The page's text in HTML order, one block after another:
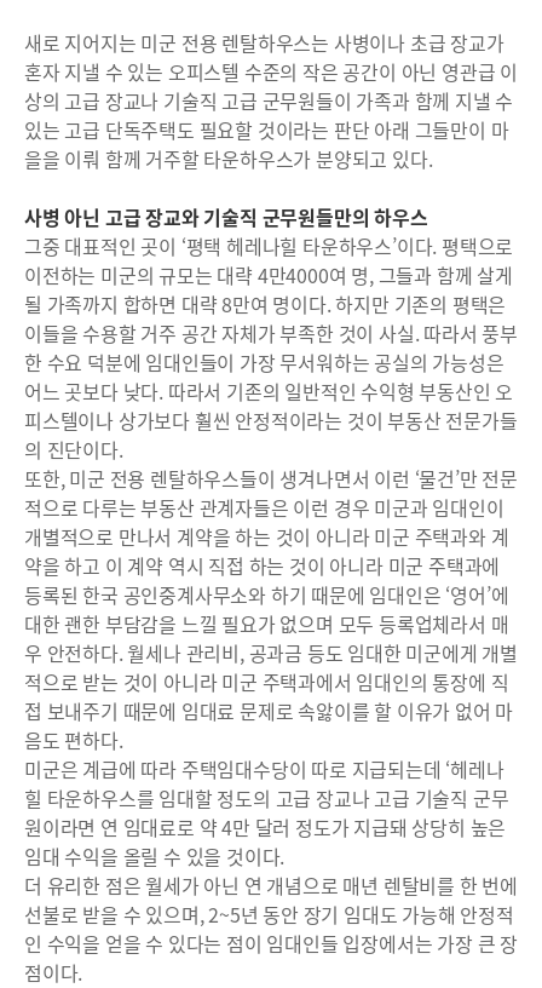
새로 지어지는 미군 전용 렌탈하우스는 사병이나 초급 장교가
혼자 지낼 수 있는 오피스텔 수준의 작은 공간이 아닌 영관급 이
상의 고급 장교나 기술직 고급 군무원들이 가족과 함께 지낼 수
있는 고급 단독주택도 필요할 것이라는 판단 아래 그들만이 마
을을 이뤄 함께 거주할 타운하우스가 분양되고 있다.
사병 아닌 고급 장교와 기술직 군무원들만의 하우스
그중 대표적인 곳이 ‘평택 헤레나힐 타운하우스’이다. 평택으로
이전하는 미군의 규모는 대략 4만4000여 명, 그들과 함께 살게
될 가족까지 합하면 대략 8만여 명이다. 하지만 기존의 평택은
이들을 수용할 거주 공간 자체가 부족한 것이 사실. 따라서 풍부
한 수요 덕분에 임대인들이 가장 무서워하는 공실의 가능성은
어느 곳보다 낮다. 따라서 기존의 일반적인 수익형 부동산인 오
피스텔이나 상가보다 훨씬 안정적이라는 것이 부동산 전문가들
의 진단이다.
또한, 미군 전용 렌탈하우스들이 생겨나면서 이런 ‘물건’만 전문
적으로 다루는 부동산 관계자들은 이런 경우 미군과 임대인이
개별적으로 만나서 계약을 하는 것이 아니라 미군 주택과와 계
약을 하고 이 계약 역시 직접 하는 것이 아니라 미군 주택과에
등록된 한국 공인중계사무소와 하기 때문에 임대인은 ‘영어’에
대한 괜한 부담감을 느낄 필요가 없으며 모두 등록업체라서 매
우 안전하다. 월세나 관리비, 공과금 등도 임대한 미군에게 개별
적으로 받는 것이 아니라 미군 주택과에서 임대인의 통장에 직
접 보내주기 때문에 임대료 문제로 속앓이를 할 이유가 없어 마
음도 편하다.
미군은 계급에 따라 주택임대수당이 따로 지급되는데 ‘헤레나
힐 타운하우스를 임대할 정도의 고급 장교나 고급 기술직 군무
원이라면 연 임대료로 약 4만 달러 정도가 지급돼 상당히 높은
임대 수익을 올릴 수 있을 것이다.
더 유리한 점은 월세가 아닌 연 개념으로 매년 렌탈비를 한 번에
선불로 받을 수 있으며, 2~5년 동안 장기 임대도 가능해 안정적
인 수익을 얻을 수 있다는 점이 임대인들 입장에서는 가장 큰 장
점이다.